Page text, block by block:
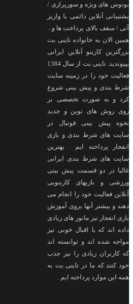
های ویژه و سورپرازی /
آنلاین دائمی با واریز
سقف بالای پرداخت ها و...
الان به خانواده تاینی بت
کازینو آنلاین ایرانی
بپیوندید. تاینی بت از سال 1384
خود را در زمینه سایت
و پیش بینی شروع
و به صورت تخصصی بر
روش های نوین و جدید
پیش بینی فوتبال در
های شرط بندی و بازی
پرداخته ایم . بهترین
های شرط بندی ایرانی
در دو قسمت پیش بینی
و بازیهای کازینویی
فعالیت خود را انجام می
و بیشتر آنها بروی آموزش
نیز مانور های زیادی
اند که با اقبال خوبی نیز
شده اند و توانسته اند
زیادی را نیز جذب
که ما در تاینی بت به
موارد پرداخته ایم .